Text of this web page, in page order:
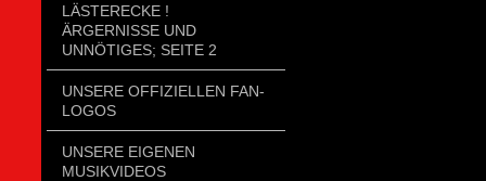
LÄSTERECKE !
ÄRGERNISSE UND
UNNÖTIGES; SEITE 2
UNSERE OFFIZIELLEN FAN-
LOGOS
UNSERE EIGENEN
MUSIKVIDEOS